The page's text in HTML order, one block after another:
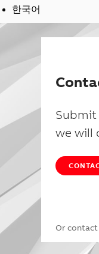
한국어
Submit
we will
Or